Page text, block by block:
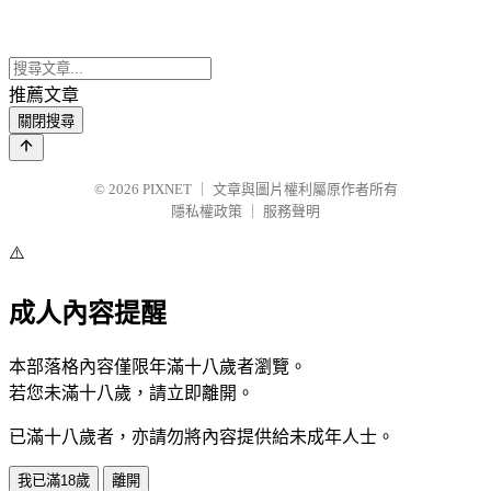
推薦文章
關閉搜尋
© 2026 PIXNET
文章與圖片權利屬原作者所有
隱私權政策
服務聲明
⚠️
成人內容提醒
本部落格內容僅限年滿十八歲者瀏覽。
若您未滿十八歲，請立即離開。
已滿十八歲者，亦請勿將內容提供給未成年人士。
我已滿18歲 離開